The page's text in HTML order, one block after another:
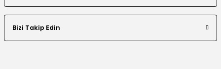
Renk Bloklu Şerit Taş Detaylı Abaya
Bizi Takip Edin